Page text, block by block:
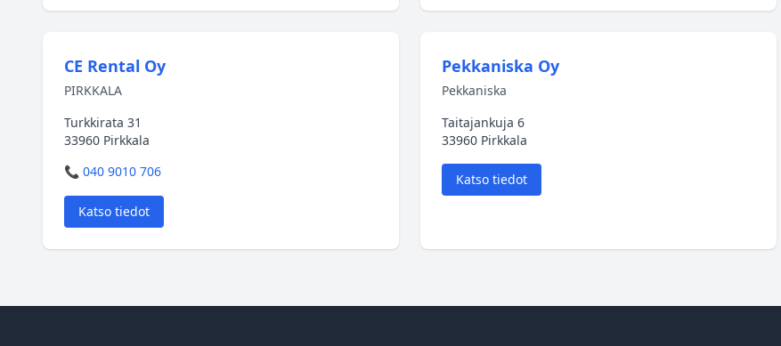
CE Rental Oy
PIRKKALA
Turkkirata 31
33960 Pirkkala
📞 040 9010 706
Katso tiedot
Pekkaniska Oy
Pekkaniska
Taitajankuja 6
33960 Pirkkala
Katso tiedot